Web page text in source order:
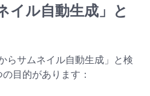
イル自動生成」と
らサムネイル自動生成」と検
目的があります：